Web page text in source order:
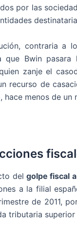
por las
contraria a
que Bwin
zanje el
recurso de
hace menos de un
delgolpe fiscal
a la filial
de 2011,
tributaria